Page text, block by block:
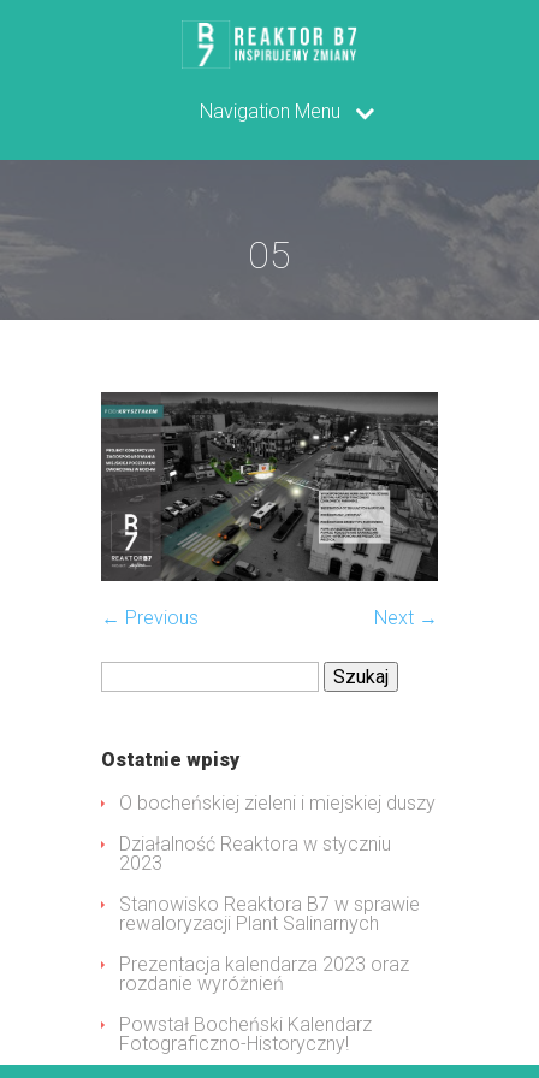
Navigation Menu
05
← Previous
Next →
Szukaj:
Ostatnie wpisy
O bocheńskiej zieleni i miejskiej duszy
Działalność Reaktora w styczniu
2023
Stanowisko Reaktora B7 w sprawie
rewaloryzacji Plant Salinarnych
Prezentacja kalendarza 2023 oraz
rozdanie wyróżnień
Powstał Bocheński Kalendarz
Fotograficzno-Historyczny!